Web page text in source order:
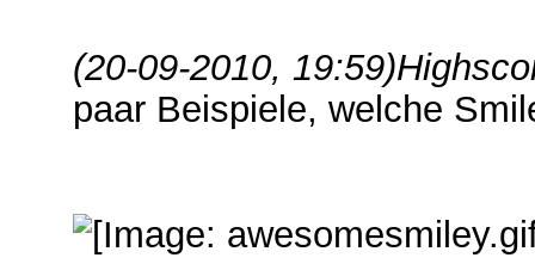
(20-09-2010, 19:59)
paar Beispiele, welche